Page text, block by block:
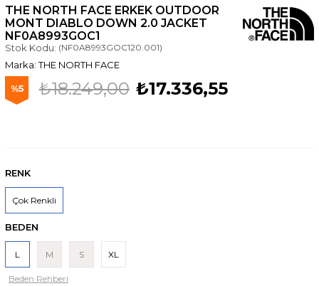
THE NORTH FACE ERKEK OUTDOOR
MONT DIABLO DOWN 2.0 JACKET
NF0A8993GOC1
Stok Kodu: (NF0A8993GOC120.001)
THE NORTH FACE
5 ₺18.249,00 ₺17.336,55
RENK
Çok Renkli
BEDEN
L M S XL
Beden Rehberi